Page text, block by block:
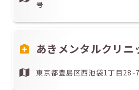
号
あきメンタルクリニ
東京都豊島区西池袋1丁目28-